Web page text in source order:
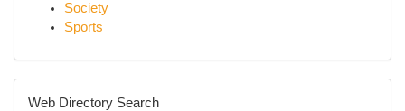
Society
Sports
Web Directory Search